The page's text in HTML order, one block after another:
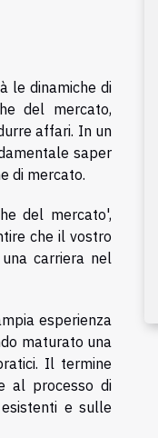
le dinamiche di
del mercato,
affari. In un
saper
di mercato.
del mercato',
che il vostro
carriera nel
esperienza
maturato una
Il termine
al processo di
e sulle